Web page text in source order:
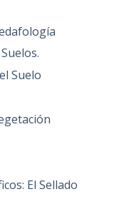
Suelo
El Sellado